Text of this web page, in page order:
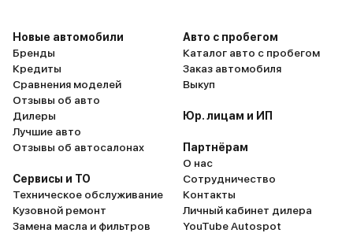
Новые автомобили
Бренды
Кредиты
Сравнения моделей
Отзывы об авто
Дилеры
Лучшие авто
Отзывы об автосалонах
Сервисы и ТО
Техническое обслуживание
Кузовной ремонт
Замена масла и фильтров
Авто с пробегом
Каталог авто с пробегом
Заказ автомобиля
Выкуп
Юр. лицам и ИП
Партнёрам
О нас
Сотрудничество
Контакты
Личный кабинет дилера
YouTube Autospot